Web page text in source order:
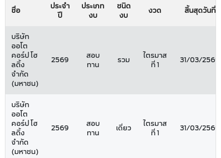
ชื่อ
ประจำ
ปี
ประเภท
งบ
ชนิด
งบ
งวด สิ้นสุดวันที่
บริษัท
ออโต
คอร์ป โฮ
ลดิ้ง
จำกัด
(มหาชน)
2569
สอบ
ทาน
รวม
ไตรมาส
ที่ 1
31/03/2569
บริษัท
ออโต
คอร์ป โฮ
ลดิ้ง
จำกัด
(มหาชน)
2569
สอบ
ทาน
เดี่ยว
ไตรมาส
ที่ 1
31/03/2569